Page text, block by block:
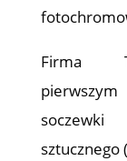
Firma
sztucznego